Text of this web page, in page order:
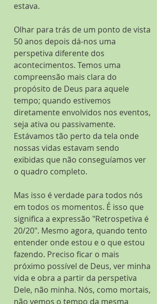
estava.
Olhar para trás de um ponto de vista
50 anos depois dá-nos uma
perspetiva diferente dos
acontecimentos. Temos uma
compreensão mais clara do
propósito de Deus para aquele
tempo; quando estivemos
diretamente envolvidos nos eventos,
seja ativa ou passivamente.
Estávamos tão perto da tela onde
nossas vidas estavam sendo
exibidas que não conseguíamos ver
o quadro completo.
Mas isso é verdade para todos nós
em todos os momentos. É isso que
significa a expressão "Retrospetiva é
20/20". Mesmo agora, quando tento
entender onde estou e o que estou
fazendo. Preciso ficar o mais
próximo possível de Deus, ver minha
vida e obra a partir da perspetiva
Dele, não minha. Nós, como mortais,
não vemos o tempo da mesma